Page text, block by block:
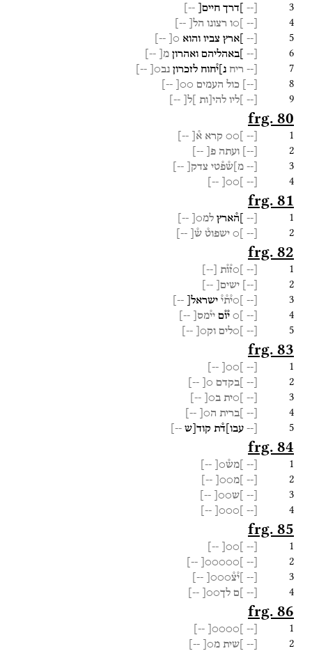
3
[-- ]דרך חיים[ --]
4
[-- ]○ו רצונו הל[ --]
5
[-- ]ארץ צביו והוא ○[
--]
6
[-- ]באהליהם ואהרון מ[ --]
7
[-- ריח נ]י֯חוח לזכרון נב○[ --]
8
-- כול העמים ○○[
--]
9
[-- ]ליו להי[ות ]ל[ --]
frg. 80
1
[--
]○○ קרא א֯[ --]
2
-- ועתה פ[ --]
3
[-- מ]ש֯פ֯טי צדק[ --]
4
[--
]○○[
--]
frg. 81
1
[-- ]ה֯ארץ למ○[ --]
2
[--
]○ ישפוט֯ ש֯[ --]
frg. 82
1
[-- ]○ז֯ו֯ת --
2
-- ישים[ --]
3
[-- ]○י֯ת֯י֯ ישראל[ --]
4
[--
]○ י֯ו֯ם יי֯מס[ --]
5
[-- ]○לים וק○[ --]
frg. 83
1
[--
]○○[
--]
2
[-- ]בקדם ○[
--]
3
[-- ]○ית ב○[ --]
4
[-- ]ברית ה○[ --]
5
[-- עבו]ד֯ת קוד[ש --]
frg. 84
1
[-- ]מש֯○[ --]
2
[-- ]מ○○[ --]
3
[-- ]ש○○[ --]
4
[--
]○○○[
--]
frg. 85
1
[--
]○○[
--]
2
[--
]○○○○○[
--]
3
[-- ]י֯צ֯○○○[ --]
4
[-- ]ם לך○○[ --]
frg. 86
1
[--
]○○○○[
--]
2
[-- ]שית מ○[ --]